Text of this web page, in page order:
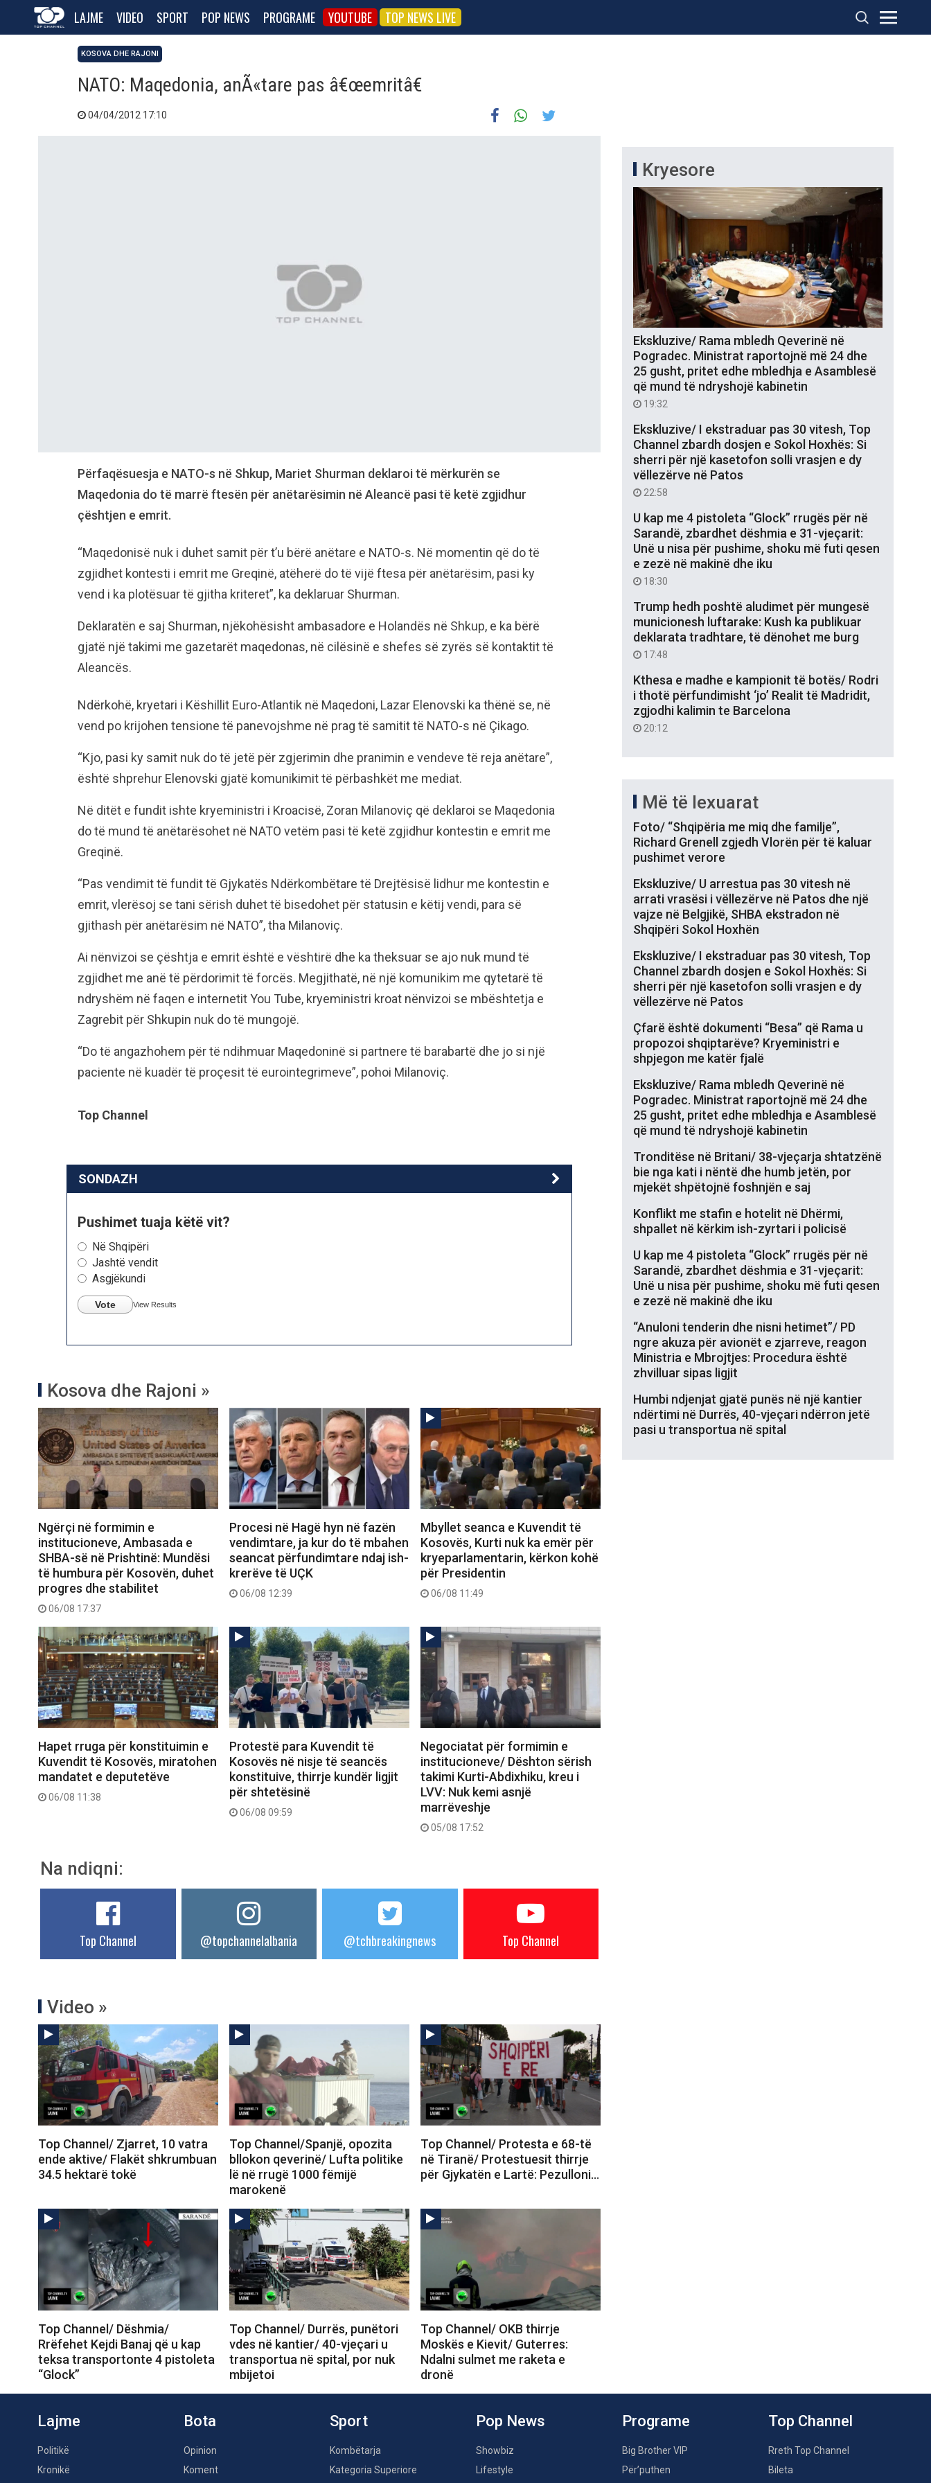
LAJME VIDEO SPORT POP NEWS PROGRAME YOUTUBE TOP NEWS LIVE
KOSOVA DHE RAJONI
NATO: Maqedonia, anÃ«tare pas â€œemritâ€
04/04/2012 17:10
Përfaqësuesja e NATO-s në Shkup, Mariet Shurman deklaroi të mërkurën se
Maqedonia do të marrë ftesën për anëtarësimin në Aleancë pasi të ketë zgjidhur
çështjen e emrit.
“Maqedonisë nuk i duhet samit për t’u bërë anëtare e NATO-s. Në momentin që do të
zgjidhet kontesti i emrit me Greqinë, atëherë do të vijë ftesa për anëtarësim, pasi ky
vend i ka plotësuar të gjitha kriteret”, ka deklaruar Shurman.
Deklaratën e saj Shurman, njëkohësisht ambasadore e Holandës në Shkup, e ka bërë
gjatë një takimi me gazetarët maqedonas, në cilësinë e shefes së zyrës së kontaktit të
Aleancës.
Ndërkohë, kryetari i Këshillit Euro-Atlantik në Maqedoni, Lazar Elenovski ka thënë se, në
vend po krijohen tensione të panevojshme në prag të samitit të NATO-s në Çikago.
“Kjo, pasi ky samit nuk do të jetë për zgjerimin dhe pranimin e vendeve të reja anëtare”,
është shprehur Elenovski gjatë komunikimit të përbashkët me mediat.
Në ditët e fundit ishte kryeministri i Kroacisë, Zoran Milanoviç që deklaroi se Maqedonia
do të mund të anëtarësohet në NATO vetëm pasi të ketë zgjidhur kontestin e emrit me
Greqinë.
“Pas vendimit të fundit të Gjykatës Ndërkombëtare të Drejtësisë lidhur me kontestin e
emrit, vlerësoj se tani sërish duhet të bisedohet për statusin e këtij vendi, para së
gjithash për anëtarësim në NATO”, tha Milanoviç.
Ai nënvizoi se çështja e emrit është e vështirë dhe ka theksuar se ajo nuk mund të
zgjidhet me anë të përdorimit të forcës. Megjithatë, në një komunikim me qytetarë të
ndryshëm në faqen e internetit You Tube, kryeministri kroat nënvizoi se mbështetja e
Zagrebit për Shkupin nuk do të mungojë.
“Do të angazhohem për të ndihmuar Maqedoninë si partnere të barabartë dhe jo si një
paciente në kuadër të proçesit të eurointegrimeve”, pohoi Milanoviç.
Top Channel
SONDAZH
Pushimet tuaja këtë vit?
Në Shqipëri
Jashtë vendit
Asgjëkundi
Vote View Results
Kosova dhe Rajoni »
Ngërçi në formimin e
institucioneve, Ambasada e
SHBA-së në Prishtinë: Mundësi
të humbura për Kosovën, duhet
progres dhe stabilitet
06/08 17:37
Procesi në Hagë hyn në fazën
vendimtare, ja kur do të mbahen
seancat përfundimtare ndaj ish-
krerëve të UÇK
06/08 12:39
Mbyllet seanca e Kuvendit të
Kosovës, Kurti nuk ka emër për
kryeparlamentarin, kërkon kohë
për Presidentin
06/08 11:49
Hapet rruga për konstituimin e
Kuvendit të Kosovës, miratohen
mandatet e deputetëve
06/08 11:38
Protestë para Kuvendit të
Kosovës në nisje të seancës
konstituive, thirrje kundër ligjit
për shtetësinë
06/08 09:59
Negociatat për formimin e
institucioneve/ Dështon sërish
takimi Kurti-Abdixhiku, kreu i
LVV: Nuk kemi asnjë
marrëveshje
05/08 17:52
Na ndiqni:
Top Channel @topchannelalbania @tchbreakingnews Top Channel
Video »
Top Channel/ Zjarret, 10 vatra
ende aktive/ Flakët shkrumbuan
34.5 hektarë tokë
Top Channel/Spanjë, opozita
bllokon qeverinë/ Lufta politike
lë në rrugë 1000 fëmijë
marokenë
Top Channel/ Protesta e 68-të
në Tiranë/ Protestuesit thirrje
për Gjykatën e Lartë: Pezulloni…
Top Channel/ Dëshmia/
Rrëfehet Kejdi Banaj që u kap
teksa transportonte 4 pistoleta
“Glock”
Top Channel/ Durrës, punëtori
vdes në kantier/ 40-vjeçari u
transportua në spital, por nuk
mbijetoi
Top Channel/ OKB thirrje
Moskës e Kievit/ Guterres:
Ndalni sulmet me raketa e
dronë
Kryesore
Ekskluzive/ Rama mbledh Qeverinë në
Pogradec. Ministrat raportojnë më 24 dhe
25 gusht, pritet edhe mbledhja e Asamblesë
që mund të ndryshojë kabinetin
19:32
Ekskluzive/ I ekstraduar pas 30 vitesh, Top
Channel zbardh dosjen e Sokol Hoxhës: Si
sherri për një kasetofon solli vrasjen e dy
vëllezërve në Patos
22:58
U kap me 4 pistoleta “Glock” rrugës për në
Sarandë, zbardhet dëshmia e 31-vjeçarit:
Unë u nisa për pushime, shoku më futi qesen
e zezë në makinë dhe iku
18:30
Trump hedh poshtë aludimet për mungesë
municionesh luftarake: Kush ka publikuar
deklarata tradhtare, të dënohet me burg
17:48
Kthesa e madhe e kampionit të botës/ Rodri
i thotë përfundimisht ‘jo’ Realit të Madridit,
zgjodhi kalimin te Barcelona
20:12
Më të lexuarat
Foto/ “Shqipëria me miq dhe familje”,
Richard Grenell zgjedh Vlorën për të kaluar
pushimet verore
Ekskluzive/ U arrestua pas 30 vitesh në
arrati vrasësi i vëllezërve në Patos dhe një
vajze në Belgjikë, SHBA ekstradon në
Shqipëri Sokol Hoxhën
Ekskluzive/ I ekstraduar pas 30 vitesh, Top
Channel zbardh dosjen e Sokol Hoxhës: Si
sherri për një kasetofon solli vrasjen e dy
vëllezërve në Patos
Çfarë është dokumenti “Besa” që Rama u
propozoi shqiptarëve? Kryeministri e
shpjegon me katër fjalë
Ekskluzive/ Rama mbledh Qeverinë në
Pogradec. Ministrat raportojnë më 24 dhe
25 gusht, pritet edhe mbledhja e Asamblesë
që mund të ndryshojë kabinetin
Tronditëse në Britani/ 38-vjeçarja shtatzënë
bie nga kati i nëntë dhe humb jetën, por
mjekët shpëtojnë foshnjën e saj
Konflikt me stafin e hotelit në Dhërmi,
shpallet në kërkim ish-zyrtari i policisë
U kap me 4 pistoleta “Glock” rrugës për në
Sarandë, zbardhet dëshmia e 31-vjeçarit:
Unë u nisa për pushime, shoku më futi qesen
e zezë në makinë dhe iku
“Anuloni tenderin dhe nisni hetimet”/ PD
ngre akuza për avionët e zjarreve, reagon
Ministria e Mbrojtjes: Procedura është
zhvilluar sipas ligjit
Humbi ndjenjat gjatë punës në një kantier
ndërtimi në Durrës, 40-vjeçari ndërron jetë
pasi u transportua në spital
Lajme
Politikë
Kronikë
Bota
Opinion
Koment
Sport
Kombëtarja
Kategoria Superiore
Pop News
Showbiz
Lifestyle
Programe
Big Brother VIP
Për’puthen
Top Channel
Rreth Top Channel
Bileta